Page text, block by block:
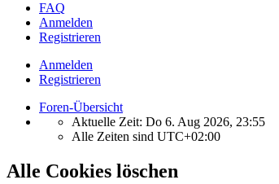
FAQ
Anmelden
Registrieren
Anmelden
Registrieren
Foren-Übersicht
Aktuelle Zeit: Do 6. Aug 2026, 23:55
Alle Zeiten sind UTC+02:00
Alle Cookies löschen